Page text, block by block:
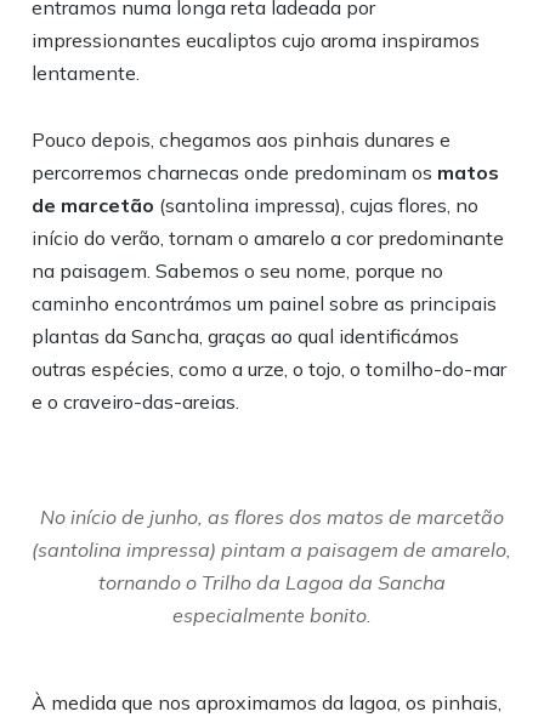
entramos numa longa reta ladeada por
impressionantes eucaliptos cujo aroma inspiramos
lentamente.
Pouco depois, chegamos aos pinhais dunares e
percorremos charnecas onde predominam os matos
de marcetão (santolina impressa), cujas flores, no
início do verão, tornam o amarelo a cor predominante
na paisagem. Sabemos o seu nome, porque no
caminho encontrámos um painel sobre as principais
plantas da Sancha, graças ao qual identificámos
outras espécies, como a urze, o tojo, o tomilho-do-mar
e o craveiro-das-areias.
No início de junho, as flores dos matos de marcetão
(santolina impressa) pintam a paisagem de amarelo,
tornando o Trilho da Lagoa da Sancha
especialmente bonito.
À medida que nos aproximamos da lagoa, os pinhais,